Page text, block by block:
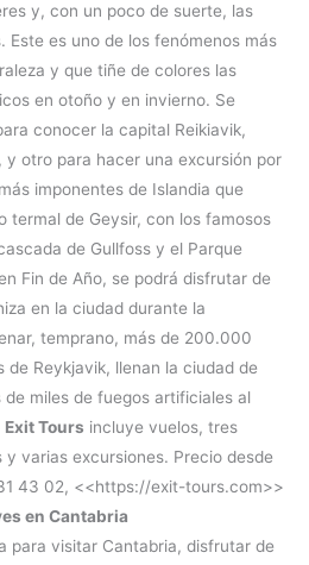
y, con un poco de suerte, las
Este es uno de los fenómenos más
y que tiñe de colores las
en otoño y en invierno. Se
conocer la capital Reikiavik,
y otro para hacer una excursión por
imponentes de Islandia que
termal de Geysir, con los famosos
de Gullfoss y el Parque
Fin de Año, se podrá disfrutar de
en la ciudad durante la
temprano, más de 200.000
de Reykjavik, llenan la ciudad de
miles de fuegos artificiales al
Exit Tours incluye vuelos, tres
varias excursiones. Precio desde
43 02, <<https://exit-tours.com>>
en Cantabria
para visitar Cantabria, disfrutar de